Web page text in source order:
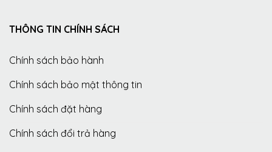
THÔNG TIN CHÍNH SÁCH
Chính sách bảo hành
Chính sách bảo mật thông tin
Chính sách đặt hàng
Chính sách đổi trả hàng